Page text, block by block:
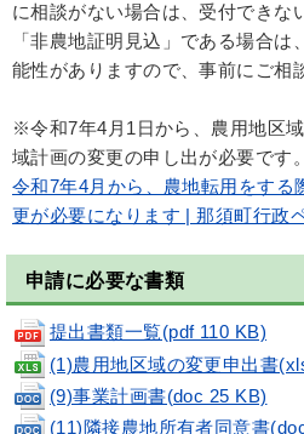
に相談がない場合は、受付できな
「非農地証明見込」である場合
能性がありますので、事前にご相
※令和7年4月1日から、農用地区
域計画の変更の申し出が必要です。
令和7年4月から、農地転用をする
更が必要になります | 那須町行政
申請に必要な書類
提出書類一覧(pdf 110 KB)
(1)農用地区域の変更申出書
(9)事業計画書(doc 25 KB)
(11)隣接農地所有者同意書